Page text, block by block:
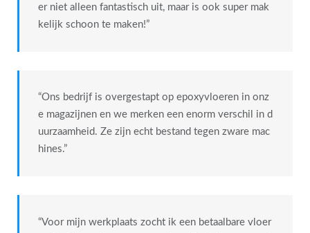
er niet alleen fantastisch uit, maar is ook super mak
kelijk schoon te maken!”
“Ons bedrijf is overgestapt op epoxyvloeren in onz
e magazijnen en we merken een enorm verschil in d
uurzaamheid. Ze zijn echt bestand tegen zware mac
hines.”
“Voor mijn werkplaats zocht ik een betaalbare vloer